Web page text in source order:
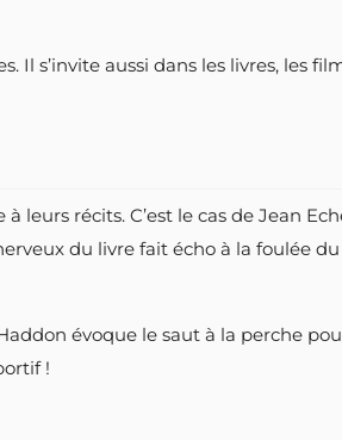
s’invite aussi dans les livres, les
récits. C’est le cas de Jean
du livre fait écho à la foulée
évoque le saut à la perche
!